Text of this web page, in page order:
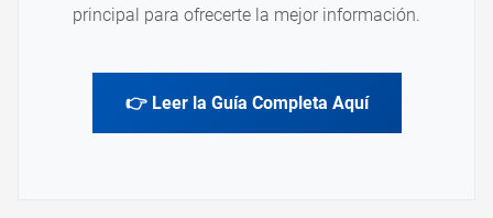
principal para ofrecerte la mejor información.
👉 Leer la Guía Completa Aquí